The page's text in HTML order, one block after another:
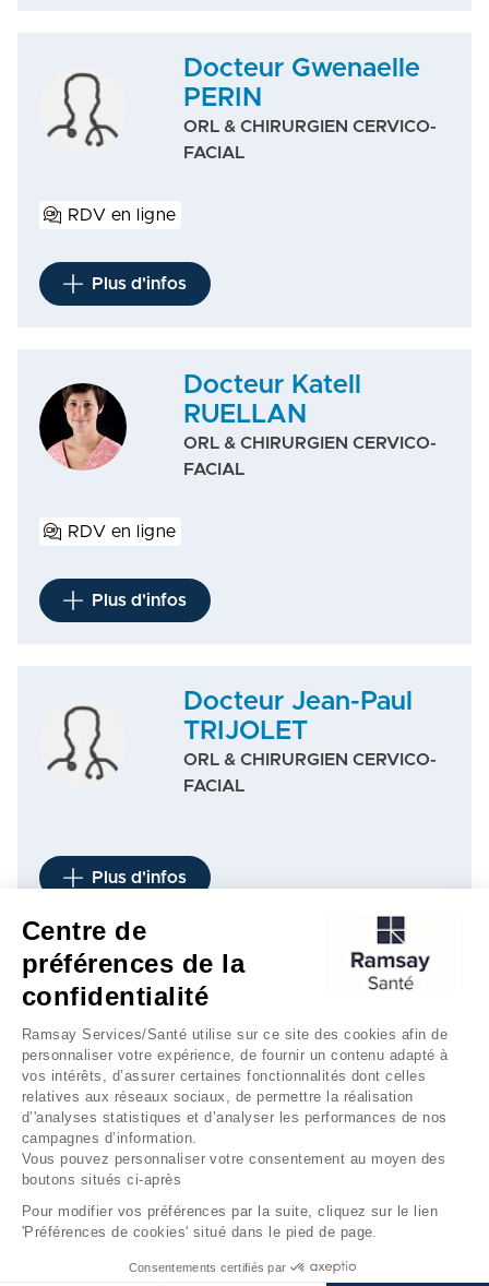
Docteur Gwenaelle
PERIN
ORL & CHIRURGIEN CERVICO-
FACIAL
RDV en ligne
Plus d'infos
Docteur Katell
RUELLAN
ORL & CHIRURGIEN CERVICO-
FACIAL
RDV en ligne
Plus d'infos
Docteur Jean-Paul
TRIJOLET
ORL & CHIRURGIEN CERVICO-
FACIAL
Plus d'infos
Données personnelles
Centre de
préférences de la
confidentialité
Ramsay Services/Santé utilise sur ce site des cookies afin de
personnaliser votre expérience, de fournir un contenu adapté à
vos intérêts, d’assurer certaines fonctionnalités dont celles
relatives aux réseaux sociaux, de permettre la réalisation
d’'analyses statistiques et d’analyser les performances de nos
campagnes d’information.
Vous pouvez personnaliser votre consentement au moyen des
boutons situés ci-après
Pour modifier vos préférences par la suite, cliquez sur le lien
'Préférences de cookies' situé dans le pied de page.
Consentements certifiés par